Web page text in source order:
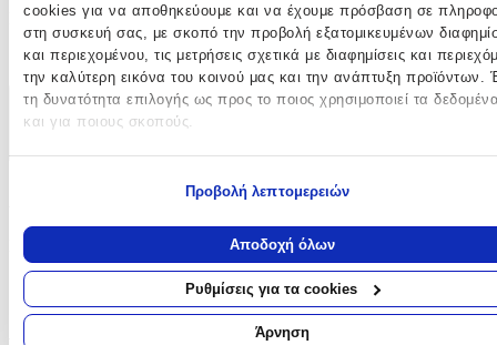
cookies για να αποθηκεύουμε και να έχουμε πρόσβαση σε
στη συσκευή σας, με σκοπό την προβολή εξατομικευμένων
και περιεχομένου, τις μετρήσεις σχετικά με διαφημίσεις και
την καλύτερη εικόνα του κοινού μας και την ανάπτυξη προϊόντων.
τη δυνατότητα επιλογής ως προς το ποιος χρησιμοποιεί τα
και για ποιους σκοπούς.
Να συλλέξουμε πληροφορίες σχετικά με τη γεωγραφική σας
Να αναγνωρίσουμε τη συσκευή σας σαρώνοντας ενεργά για
συγκεκριμένα χαρακτηριστικά (δακτυλικό αποτύπωμα)
Μάθετε περισσότερα σχετικά με τον τρόπο επεξεργασίας των
προσωπικών σας δεδομένων και καθορίστε τις προτιμήσεις σας
Προβολή λεπτομερειών
Αποδοχή όλων
Ρυθμίσεις για τα cookies
Άρνηση
Κατασκευαστής:
Imac
Χαρακτηριστικά
Χαρακτηριστικά
Αξιολογήσεις